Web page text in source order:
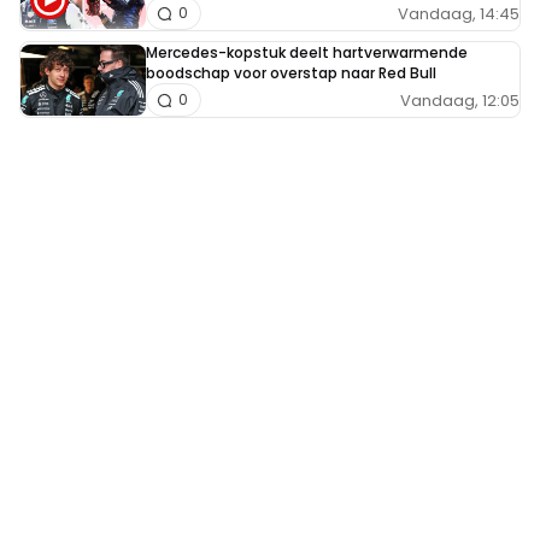
Vandaag, 14:45
0
Mercedes-kopstuk deelt hartverwarmende
boodschap voor overstap naar Red Bull
Vandaag, 12:05
0